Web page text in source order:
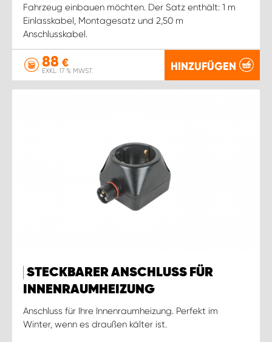
Fahrzeug einbauen möchten. Der Satz enthält: 1 m
Einlasskabel, Montagesatz und 2,50 m
Anschlusskabel.
88 €
EXKL. 17 % MWST. HINZUFÜGEN
STECKBARER ANSCHLUSS FÜR
INNENRAUMHEIZUNG
Anschluss für Ihre Innenraumheizung. Perfekt im
Winter, wenn es draußen kälter ist.